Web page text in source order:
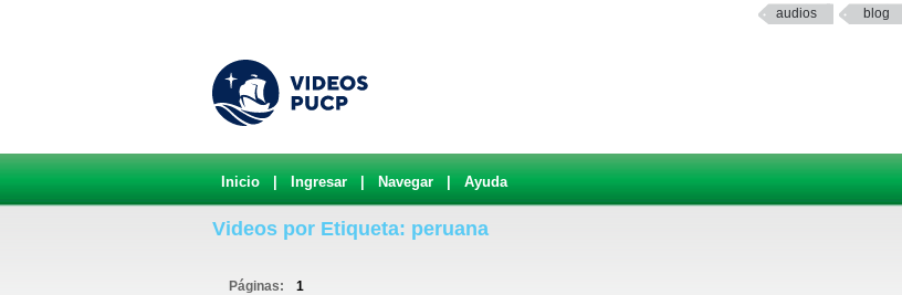
audios blog
Inicio Ingresar Navegar Ayuda
Videos por Etiqueta: peruana
Páginas: 1